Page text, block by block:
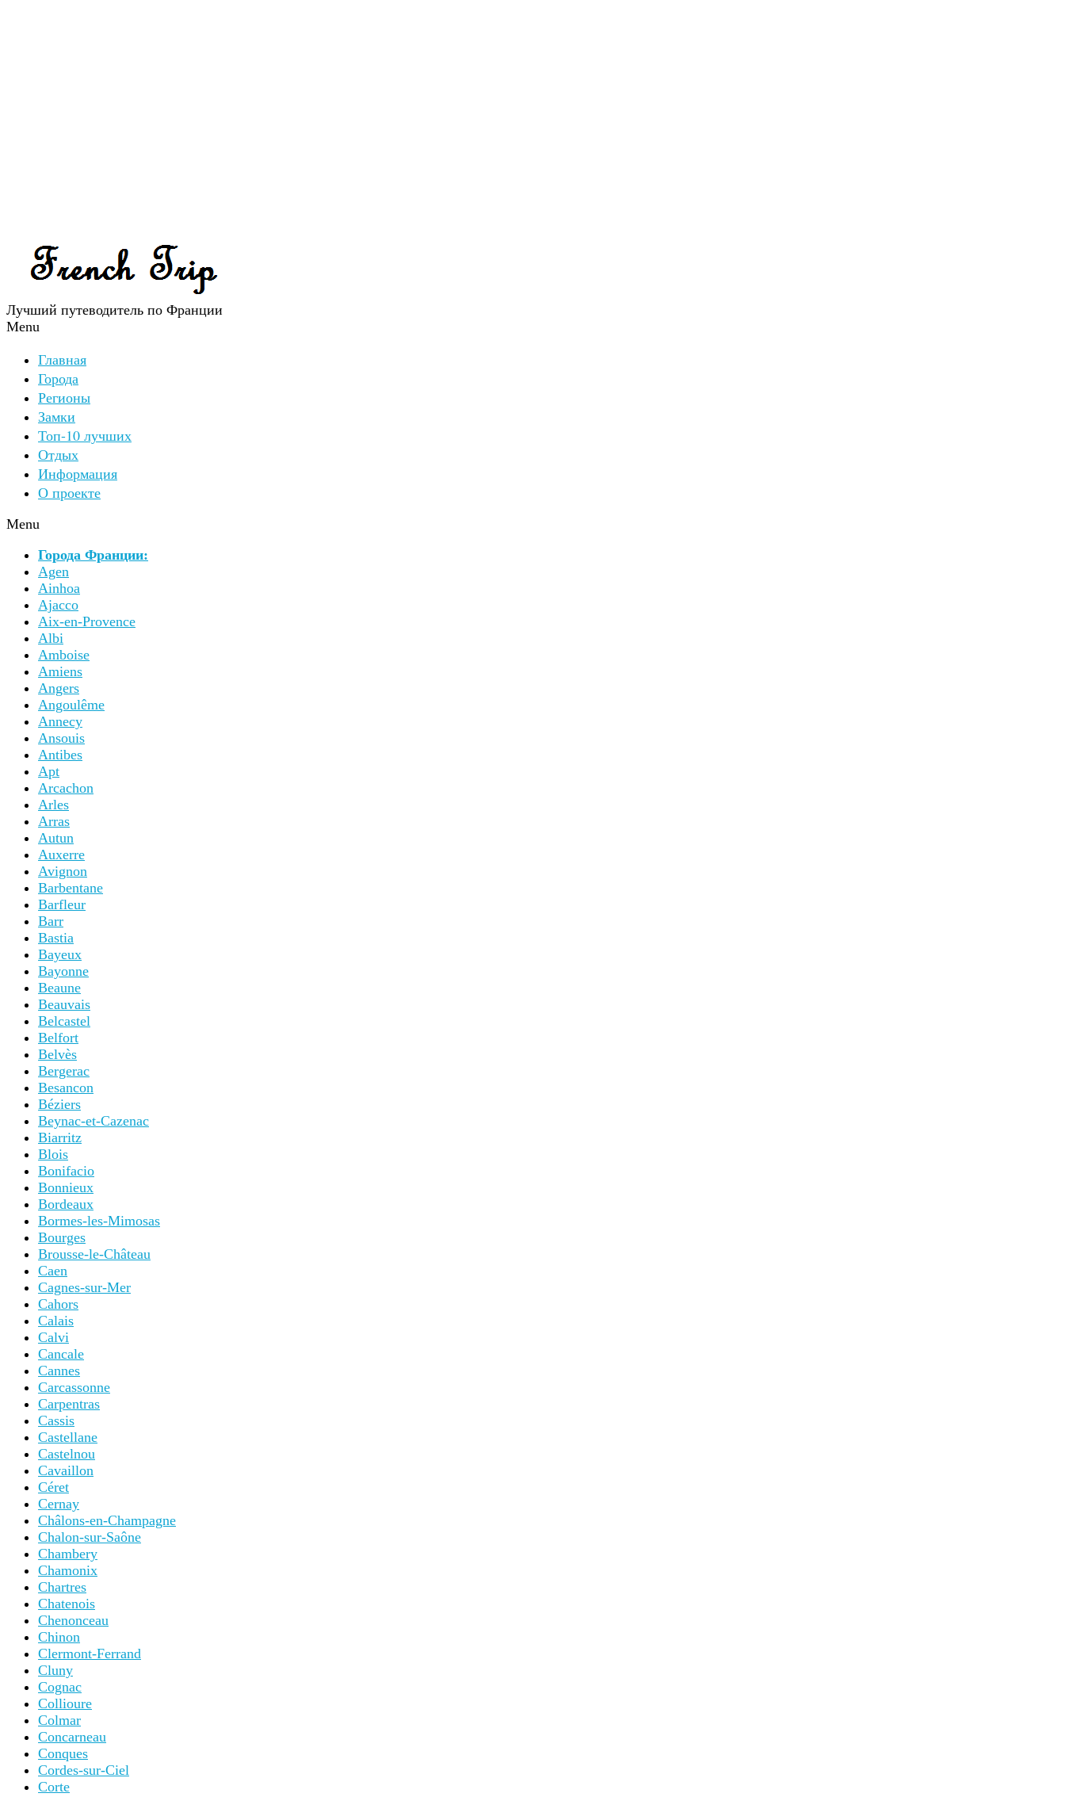
Лучший путеводитель по Франции
Menu
Главная
Города
Регионы
Замки
Топ-10 лучших
Отдых
Информация
О проекте
Menu
Города Франции:
Agen
Ainhoa
Ajacco
Aix-en-Provence
Albi
Amboise
Amiens
Angers
Angoulême
Annecy
Ansouis
Antibes
Apt
Arcachon
Arles
Arras
Autun
Auxerre
Avignon
Barbentane
Barfleur
Barr
Bastia
Bayeux
Bayonne
Beaune
Beauvais
Belcastel
Belfort
Belvès
Bergerac
Besancon
Béziers
Beynac-et-Cazenac
Biarritz
Blois
Bonifacio
Bonnieux
Bordeaux
Bormes-les-Mimosas
Bourges
Brousse-le-Château
Caen
Cagnes-sur-Mer
Cahors
Calais
Calvi
Cancale
Cannes
Carcassonne
Carpentras
Cassis
Castellane
Castelnou
Cavaillon
Céret
Cernay
Châlons-en-Champagne
Chalon-sur-Saône
Chambery
Chamonix
Chartres
Chatenois
Chenonceau
Chinon
Clermont-Ferrand
Cluny
Cognac
Collioure
Colmar
Concarneau
Conques
Cordes-sur-Ciel
Corte